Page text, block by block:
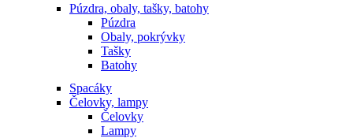
Púzdra, obaly, tašky, batohy
Púzdra
Obaly, pokrývky
Tašky
Batohy
Spacáky
Čelovky, lampy
Čelovky
Lampy